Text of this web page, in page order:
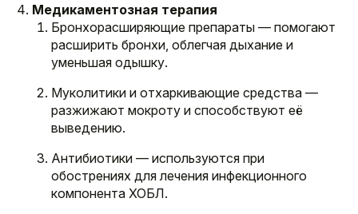
Медикаментозная терапия
Бронхорасширяющие препараты — помогают
расширить бронхи, облегчая дыхание и
уменьшая одышку.
Муколитики и отхаркивающие средства —
разжижают мокроту и способствуют её
выведению.
Антибиотики — используются при
обострениях для лечения инфекционного
компонента ХОБЛ.